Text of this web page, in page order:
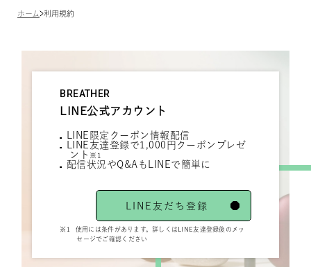
ホーム 利用規約
BREATHER
LINE公式アカウント
LINE限定クーポン情報配信
LINE友達登録で1,000円クーポンプレゼ
ント ※1
配信状況やQ&AもLINEで簡単に
LINE友だち登録
※1
使用には条件があります。詳しくはLINE友達登録後のメッ
セージでご確認ください